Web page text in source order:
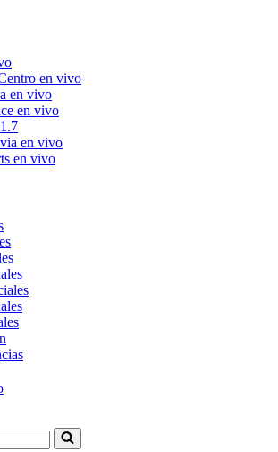
en vivo
en vivo
en vivo
en vivo
en vivo